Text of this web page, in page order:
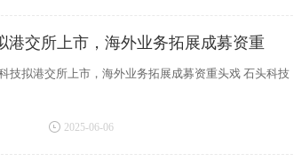
港交所上市，海外业务拓展成募资重
技拟港交所上市，海外业务拓展成募资重头戏 石头科技
2025-06-06